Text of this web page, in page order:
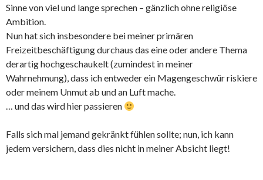
Sinne von viel und lange sprechen – gänzlich ohne religiöse
Ambition.
Nun hat sich insbesondere bei meiner primären
Freizeitbeschäftigung durchaus das eine oder andere Thema
derartig hochgeschaukelt (zumindest in meiner
Wahrnehmung), dass ich entweder ein Magengeschwür riskiere
oder meinem Unmut ab und an Luft mache.
… und das wird hier passieren
Falls sich mal jemand gekränkt fühlen sollte; nun, ich kann
jedem versichern, dass dies nicht in meiner Absicht liegt!